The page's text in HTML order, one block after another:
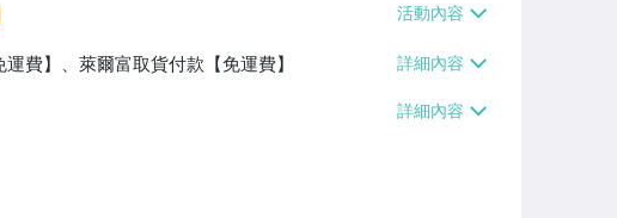
費】、萊爾富取貨付款【免運費】